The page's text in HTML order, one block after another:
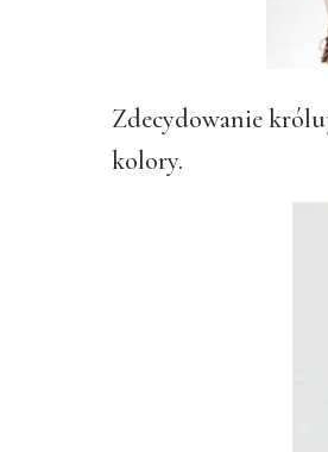
Zdecydowanie
kolory.